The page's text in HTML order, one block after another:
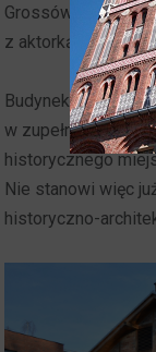
Grossówny
z aktorką.
Budynek
w zupełnie nowej
historycznego
Nie stanowi więc
historyczno-